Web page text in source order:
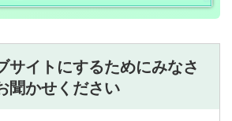
サイトにするためにみなさ
聞かせください